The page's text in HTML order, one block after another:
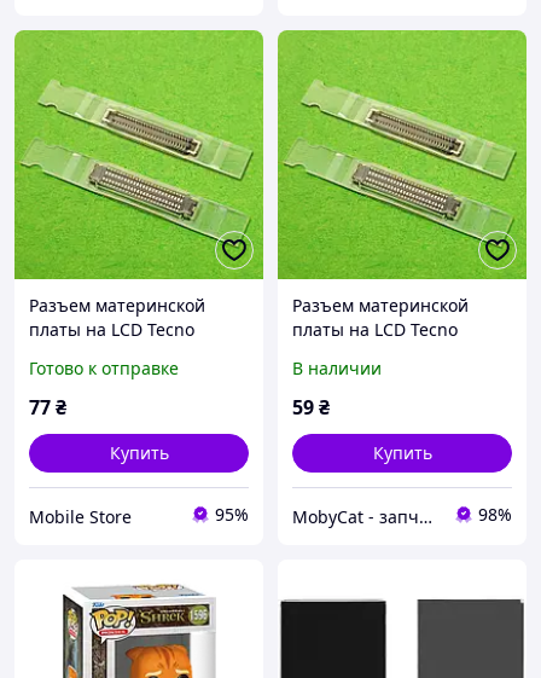
Разъем материнской
платы на LCD Tecno
LTE, Pova - 2*25 pin
Готово к отправке
77₴
Купить
Mobile Store 95%
Разъем материнской
платы на LCD Tecno
LTE, Pova - 2*25 pin
В наличии
59₴
Купить
MobyCat - запчасти для мобильных телефонов и планшетов 98%